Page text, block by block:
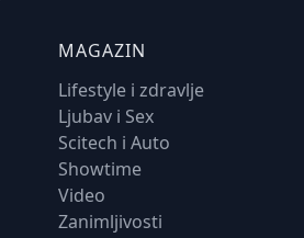
MAGAZIN
Lifestyle i zdravlje
Ljubav i Sex
Scitech i Auto
Showtime
Video
Zanimljivosti